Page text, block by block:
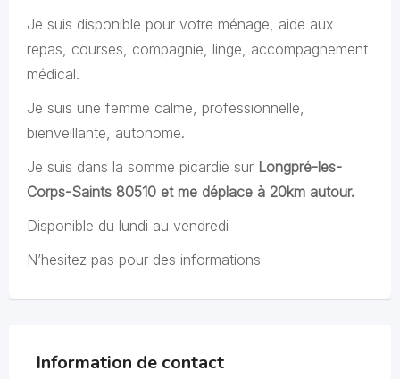
Je suis disponible pour votre ménage, aide aux
repas, courses, compagnie, linge, accompagnement
médical.
Je suis une femme calme, professionnelle,
bienveillante, autonome.
Je suis dans la somme picardie sur Longpré-les-
Corps-Saints 80510 et me déplace à 20km autour.
Disponible du lundi au vendredi
N’hesitez pas pour des informations
Information de contact